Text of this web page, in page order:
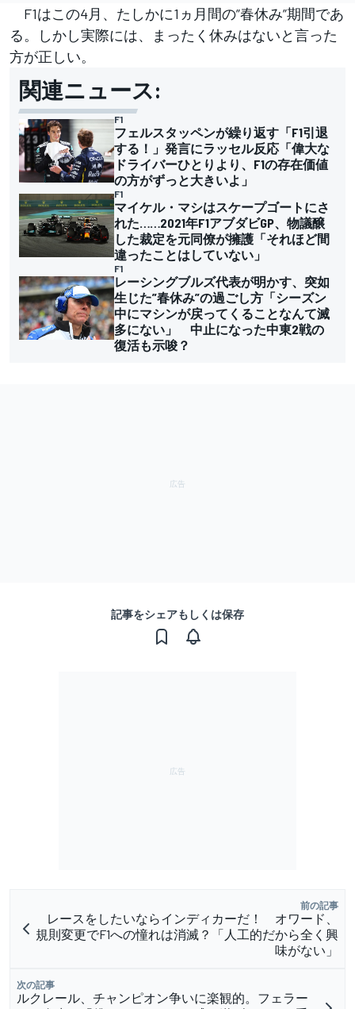
F1はこの4月、たしかに1ヵ月間の”春休み”期間であ
る。しかし実際には、まったく休みはないと言った
方が正しい。
関連ニュース:
F1
フェルスタッペンが繰り返す「F1引退
する！」発言にラッセル反応「偉大な
ドライバーひとりより、F1の存在価値
の方がずっと大きいよ」
F1
マイケル・マシはスケープゴートにさ
れた……2021年F1アブダビGP、物議醸
した裁定を元同僚が擁護「それほど間
違ったことはしていない」
F1
レーシングブルズ代表が明かす、突如
生じた”春休み”の過ごし方「シーズン
中にマシンが戻ってくることなんて滅
多にない」 中止になった中東2戦の
復活も示唆？
記事をシェアもしくは保存
前の記事
レースをしたいならインディカーだ！ オワード、
規則変更でF1への憧れは消滅？「人工的だから全く興
味がない」
次の記事
ルクレール、チャンピオン争いに楽観的。フェラー